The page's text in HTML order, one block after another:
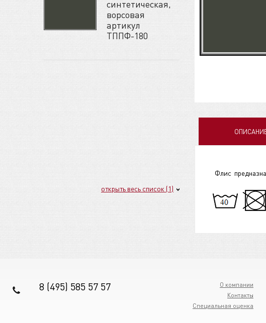
синтетическая,
ворсовая
артикул
ТППФ-180
открыть весь список (1)
Флис
8 (495) 585 57 57
О компании
Контакты
Специальная оценка